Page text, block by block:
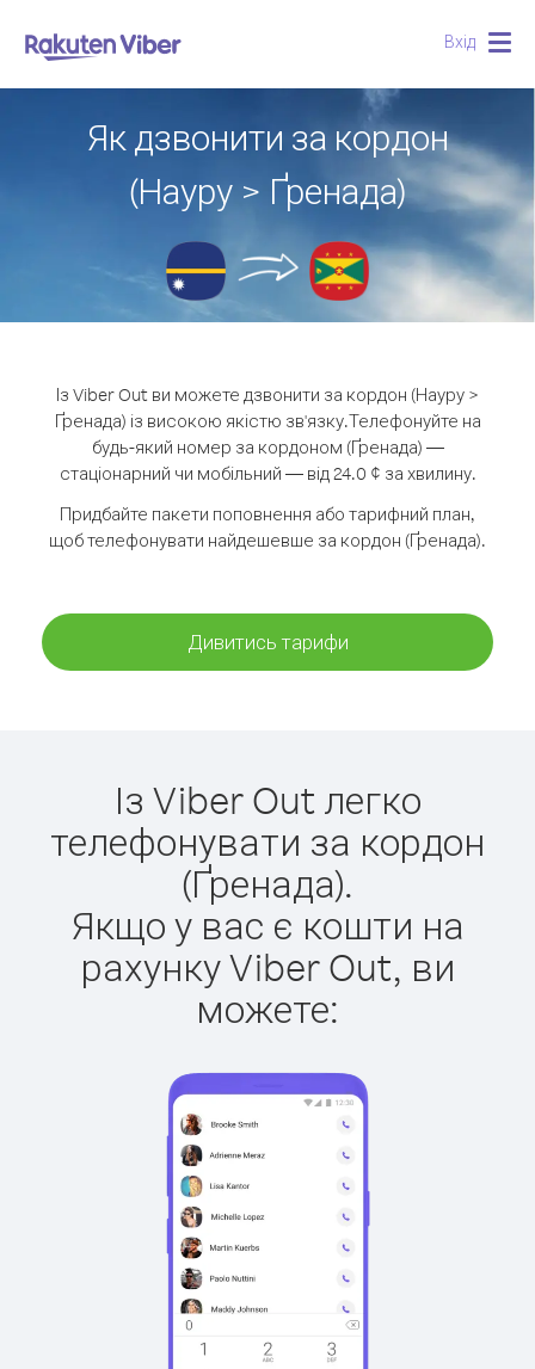
Вхід
Як дзвонити за кордон
(Науру > Ґренада)
Із Viber Out ви можете дзвонити за кордон (Науру >
Ґренада) із високою якістю зв'язку.Телефонуйте на
будь-який номер за кордоном (Ґренада) —
стаціонарний чи мобільний — від 24.0 ¢ за хвилину.
Придбайте пакети поповнення або тарифний план,
щоб телефонувати найдешевше за кордон (Ґренада).
Дивитись тарифи
Із Viber Out легко
телефонувати за кордон
(Ґренада).
Якщо у вас є кошти на
рахунку Viber Out, ви
можете: